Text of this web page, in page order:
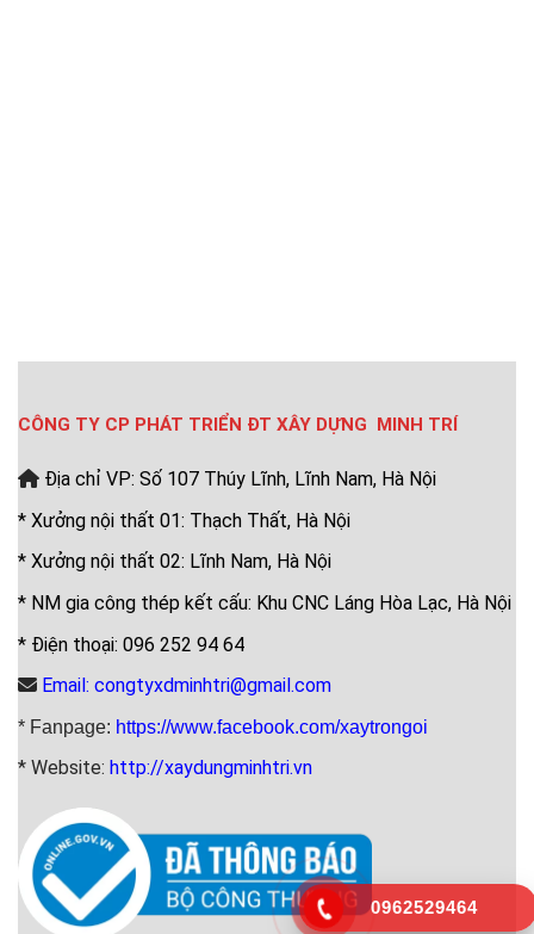
CÔNG TY CP PHÁT TRIỂN ĐT XÂY DỰNG MINH TRÍ
Địa chỉ VP: Số 107 Thúy Lĩnh, Lĩnh Nam, Hà Nội
* Xưởng nội thất 01: Thạch Thất, Hà Nội
* Xưởng nội thất 02: Lĩnh Nam, Hà Nội
* NM gia công thép kết cấu: Khu CNC Láng Hòa Lạc, Hà Nội
* Điện thoại: 096 252 94 64
Email: congtyxdminhtri@gmail.com
* Fanpage: https://www.facebook.com/xaytrongoi
* Website: http://xaydungminhtri.vn
0962529464